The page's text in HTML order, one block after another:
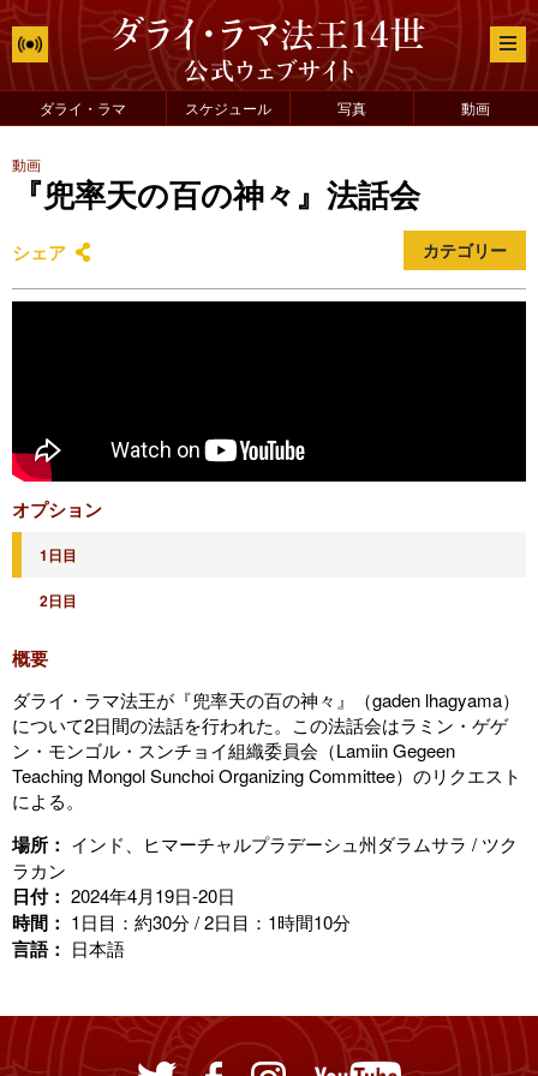
ダライ・ラマ スケジュール 写真 動画
動画
『兜率天の百の神々』法話会
シェア カテゴリー
オプション
1日目
2日目
概要
ダライ・ラマ法王が『兜率天の百の神々』（gaden lhagyama）
について2日間の法話を行われた。この法話会はラミン・ゲゲ
ン・モンゴル・スンチョイ組織委員会（Lamiin Gegeen
Teaching Mongol Sunchoi Organizing Committee）のリクエスト
による。
場所： インド、ヒマーチャルプラデーシュ州ダラムサラ / ツク
ラカン
日付： 2024年4月19日-20日
時間： 1日目：約30分 / 2日目：1時間10分
言語： 日本語